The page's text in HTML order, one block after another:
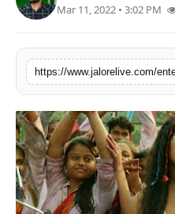
विशेष
बिज़नेस
Mar 11, 2022 • 3:02 PM